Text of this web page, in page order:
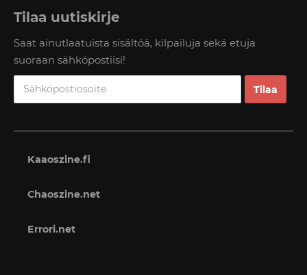
Tilaa uutiskirje
Saat ainutlaatuista sisältöä, kilpailuja sekä etuja
suoraan sähköpostiisi!
Kaaoszine.fi
Chaoszine.net
Errori.net